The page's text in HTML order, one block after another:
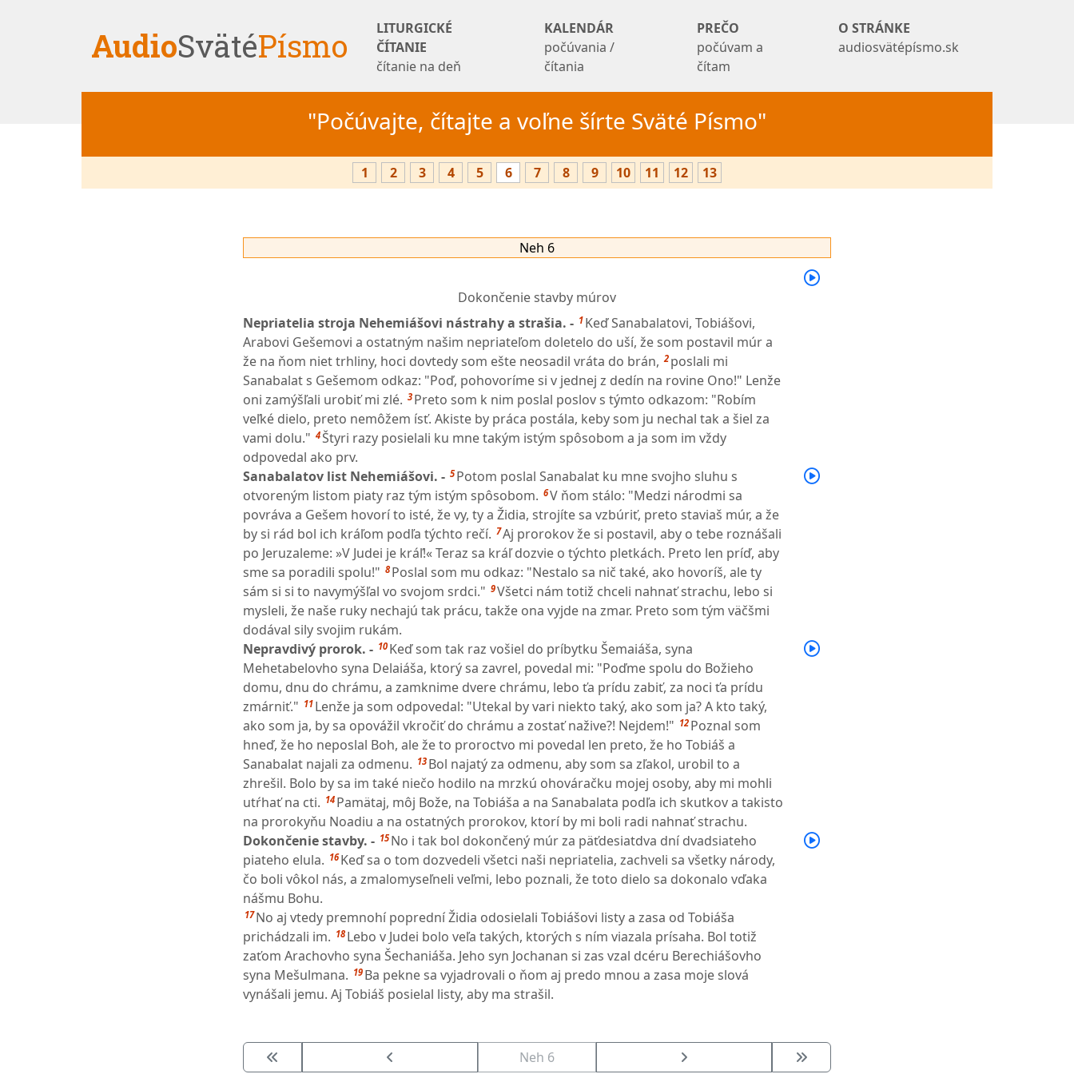
AudioSvätéPísmo
LITURGICKÉ
ČÍTANIE
čítanie na deň
KALENDÁR
počúvania /
čítania
PREČO
počúvam a
čítam
O STRÁNKE
audiosvätépísmo.sk
"Počúvajte, čítajte a voľne šírte Sväté Písmo"
1 2 3 4 5 6 7 8 9 10 11 12 13
Neh 6
Dokončenie stavby múrov
Nepriatelia stroja Nehemiášovi nástrahy a strašia. - 1 Keď Sanabalatovi, Tobiášovi,
Arabovi Gešemovi a ostatným našim nepriateľom doletelo do uší, že som postavil múr a
že na ňom niet trhliny, hoci dovtedy som ešte neosadil vráta do brán, 2 poslali mi
Sanabalat s Gešemom odkaz: "Poď, pohovoríme si v jednej z dedín na rovine Ono!" Lenže
oni zamýšľali urobiť mi zlé. 3 Preto som k nim poslal poslov s týmto odkazom: "Robím
veľké dielo, preto nemôžem ísť. Akiste by práca postála, keby som ju nechal tak a šiel za
vami dolu." 4Štyri razy posielali ku mne takým istým spôsobom a ja som im vždy
odpovedal ako prv.
Sanabalatov list Nehemiášovi. - 5 Potom poslal Sanabalat ku mne svojho sluhu s
otvoreným listom piaty raz tým istým spôsobom. 6V ňom stálo: "Medzi národmi sa
povráva a Gešem hovorí to isté, že vy, ty a Židia, strojíte sa vzbúriť, preto staviaš múr, a že
by si rád bol ich kráľom podľa týchto rečí. 7Aj prorokov že si postavil, aby o tebe roznášali
po Jeruzaleme: »V Judei je kráľ!« Teraz sa kráľ dozvie o týchto pletkách. Preto len príď, aby
sme sa poradili spolu!" 8 Poslal som mu odkaz: "Nestalo sa nič také, ako hovoríš, ale ty
sám si si to navymýšľal vo svojom srdci." 9Všetci nám totiž chceli nahnať strachu, lebo si
mysleli, že naše ruky nechajú tak prácu, takže ona vyjde na zmar. Preto som tým väčšmi
dodával sily svojim rukám.
Nepravdivý prorok. - 10 Keď som tak raz vošiel do príbytku Šemaiáša, syna
Mehetabelovho syna Delaiáša, ktorý sa zavrel, povedal mi: "Poďme spolu do Božieho
domu, dnu do chrámu, a zamknime dvere chrámu, lebo ťa prídu zabiť, za noci ťa prídu
zmárniť." 11 Lenže ja som odpovedal: "Utekal by vari niekto taký, ako som ja? A kto taký,
ako som ja, by sa opovážil vkročiť do chrámu a zostať nažive?! Nejdem!" 12 Poznal som
hneď, že ho neposlal Boh, ale že to proroctvo mi povedal len preto, že ho Tobiáš a
Sanabalat najali za odmenu. 13 Bol najatý za odmenu, aby som sa zľakol, urobil to a
zhrešil. Bolo by sa im také niečo hodilo na mrzkú ohováračku mojej osoby, aby mi mohli
utŕhať na cti. 14 Pamätaj, môj Bože, na Tobiáša a na Sanabalata podľa ich skutkov a takisto
na prorokyňu Noadiu a na ostatných prorokov, ktorí by mi boli radi nahnať strachu.
Dokončenie stavby. - 15 No i tak bol dokončený múr za päťdesiatdva dní dvadsiateho
piateho elula. 16 Keď sa o tom dozvedeli všetci naši nepriatelia, zachveli sa všetky národy,
čo boli vôkol nás, a zmalomyseľneli veľmi, lebo poznali, že toto dielo sa dokonalo vďaka
nášmu Bohu.
17 No aj vtedy premnohí poprední Židia odosielali Tobiášovi listy a zasa od Tobiáša
prichádzali im. 18 Lebo v Judei bolo veľa takých, ktorých s ním viazala prísaha. Bol totiž
zaťom Arachovho syna Šechaniáša. Jeho syn Jochanan si zas vzal dcéru Berechiášovho
syna Mešulmana. 19 Ba pekne sa vyjadrovali o ňom aj predo mnou a zasa moje slová
vynášali jemu. Aj Tobiáš posielal listy, aby ma strašil.
Neh 6